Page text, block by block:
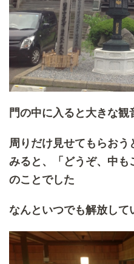
門の中に入ると大きな観
周りだけ見せてもらお
みると、「どうぞ、中も
のことでした
なんといつでも解放して